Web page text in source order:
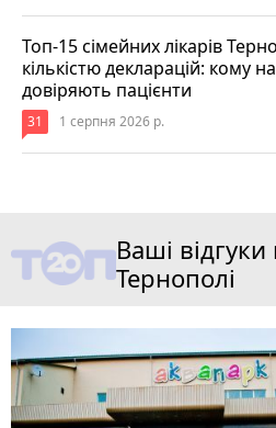
Топ-15 сімейних лікарів
кількістю декларацій: кому
довіряють пацієнти
31 1 серпня 2026 р.
Ваші
Тернополі